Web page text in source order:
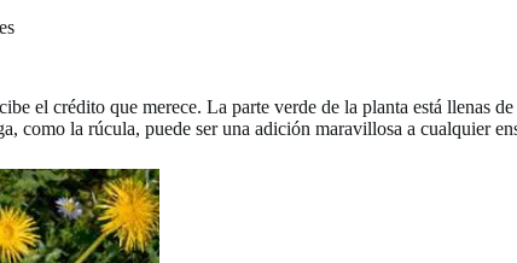
el crédito que merece. La parte verde de la planta está llenas
como la rúcula, puede ser una adición maravillosa a cualquier